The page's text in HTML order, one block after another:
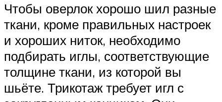
Чтобы оверлок хорошо шил разные
ткани, кроме правильных настроек
и хороших ниток, необходимо
подбирать иглы, соответствующие
толщине ткани, из которой вы
шьёте. Трикотаж требует игл с